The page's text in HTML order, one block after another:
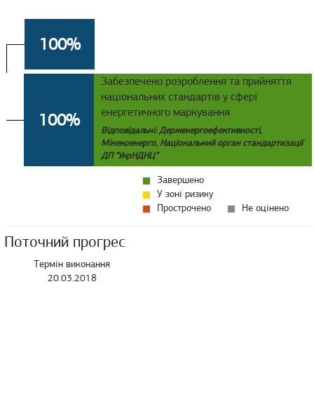
100%
100%
Забезпечено розроблення та прийняття
національних стандартів у сфері
енергетичного маркування
Відповідальні: Держенергоефективності,
Мінекоенерго, Національний орган стандартизації
ДП “УкрНДНЦ”
Завершено
У зоні ризику
Прострочено
Не оцінено
Поточний прогрес
Термін виконання
20.03.2018